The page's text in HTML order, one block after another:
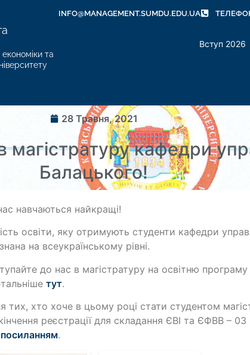
INFO@MANAGEMENT.SUMDU.EDU.UA
та
Вступ 2026
28 Травня, 2021
кафедри
Балацького!
навчаються найкращі!
освіти, яку отримують студенти кафедри
на всеукраїнському рівні.
до нас в магістратуру на освітню програму
тут.
тих, хто хоче в цьому році стати студентом
реєстрації для складання ЄВІ та ЄФВВ –
посиланням.